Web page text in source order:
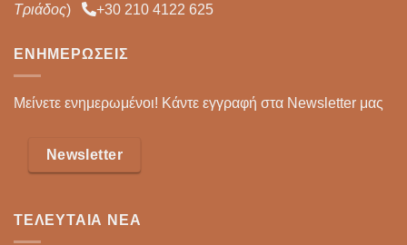
Τριάδος) +30 210 4122 625
ΕΝΗΜΕΡΏΣΕΙΣ
Μείνετε ενημερωμένοι! Κάντε εγγραφή στα Newsletter μας
Newsletter
ΤΕΛΕΥΤΑΊΑ ΝΈΑ